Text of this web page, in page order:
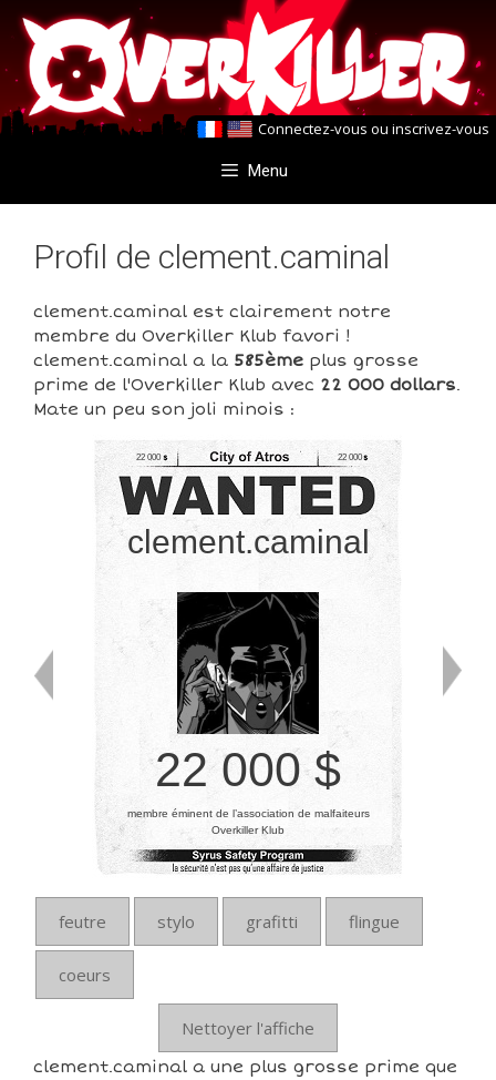
Aller
au
contenu
Aller
au
contenu
Connectez-vous ou inscrivez-vous
Menu
Profil de clement.caminal
clement.caminal est clairement notre
membre du Overkiller Klub favori !
clement.caminal a la 585ème plus grosse
prime de l'Overkiller Klub avec 22 000 dollars.
Mate un peu son joli minois :
22 000
clement.caminal
22 000
22 000 $
membre éminent de l’association de malfaiteurs
Overkiller Klub
feutre stylo grafitti flingue
coeurs
Nettoyer l'affiche
clement.caminal a une plus grosse prime que